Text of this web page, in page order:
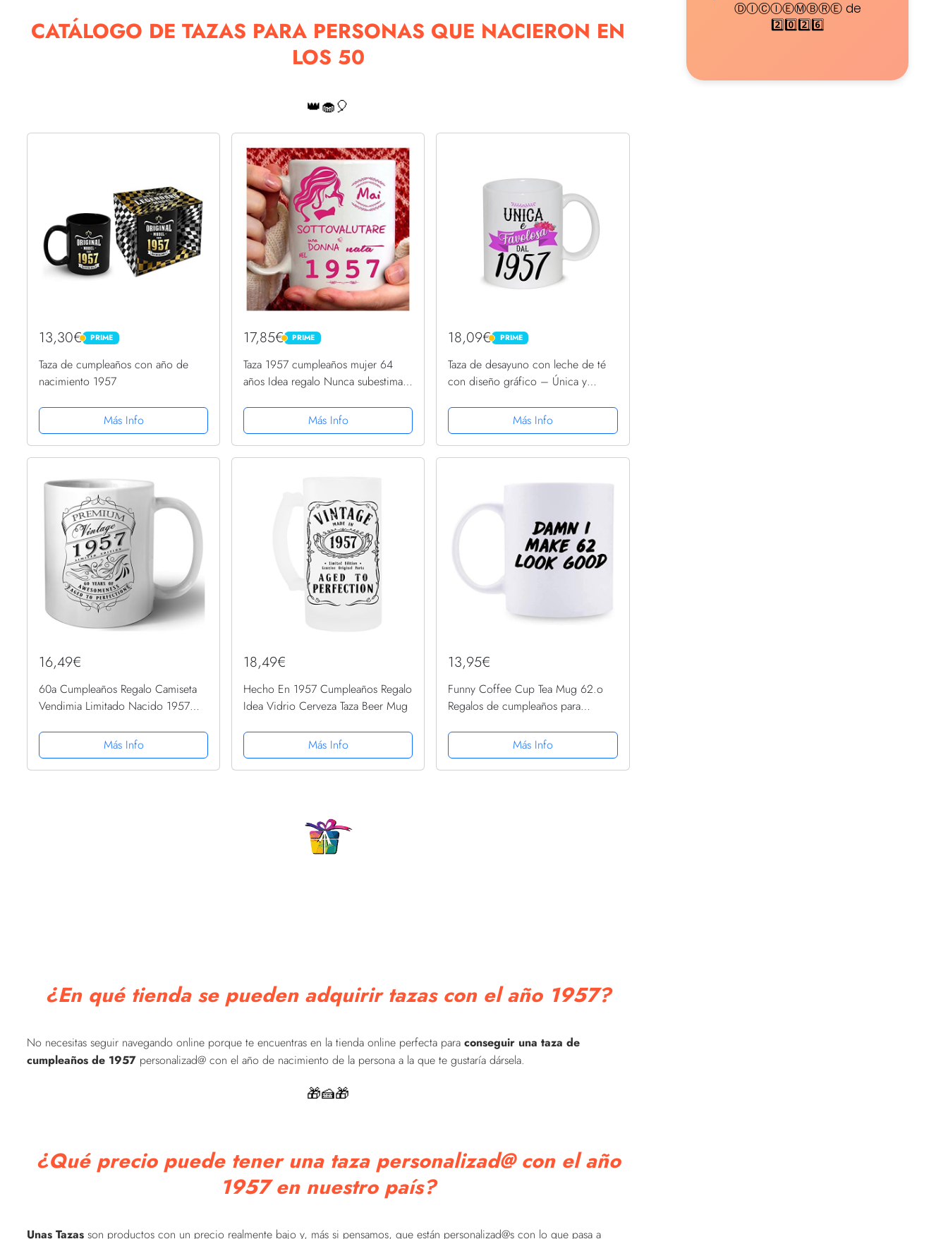
CATÁLOGO DE TAZAS PARA PERSONAS QUE NACIERON EN
LOS 50
👑🧁🎈
13,30€ PRIME
PRIME
Taza de cumpleaños con año de
nacimiento 1957
Más Info
17,85€ PRIME
PRIME
Taza 1957 cumpleaños mujer 64
años Idea regalo Nunca subestimar
Más Info
18,09€ PRIME
PRIME
Taza de desayuno con leche de té
con diseño gráfico – Única y
nacimiento – idea regalo
cumpleaños Navidad mamá amiga
hermana...
Más Info
16,49€
60a Cumpleaños Regalo Camiseta
Vendimia Limitado Nacido 1957
Más Info
18,49€
Hecho En 1957 Cumpleaños Regalo
Idea Vidrio Cerveza Taza Beer Mug
Más Info
13,95€
Funny Coffee Cup Tea Mug 62.o
Regalos de cumpleaños para
cumpleaños para hombres, 62 años
Regalos de cumpleaños Taza de
café para...
Más Info
¿En qué tienda se pueden adquirir tazas con el año 1957?
No necesitas seguir navegando online porque te encuentras en la tienda online perfecta para conseguir una taza de
cumpleaños de 1957 personalizad@ con el año de nacimiento de la persona a la que te gustaría dársela.
🎁🍰🎁
¿Qué precio puede tener una taza personalizad@ con el año
1957 en nuestro país?
Unas Tazas son productos con un precio realmente bajo y, más si pensamos, que están personalizad@s con lo que pasa a
ⒹⒾⒸⒾⒺⓂⒷⓇⒺ de
2️⃣0️⃣2️⃣6️⃣